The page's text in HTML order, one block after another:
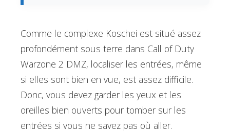
Comme le complexe Koschei est situé assez
profondément sous terre dans Call of Duty
Warzone 2 DMZ, localiser les entrées, même
si elles sont bien en vue, est assez difficile.
Donc, vous devez garder les yeux et les
oreilles bien ouverts pour tomber sur les
entrées si vous ne savez pas où aller.